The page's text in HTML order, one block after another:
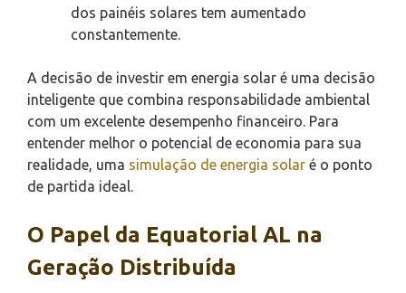
dos painéis solares tem aumentado
constantemente.
A decisão de investir em energia solar é uma decisão
inteligente que combina responsabilidade ambiental
com um excelente desempenho financeiro. Para
entender melhor o potencial de economia para sua
realidade, uma simulação de energia solar é o ponto
de partida ideal.
O Papel da Equatorial AL na
Geração Distribuída